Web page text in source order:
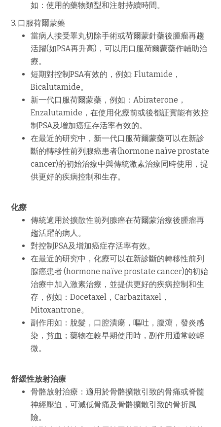
如：使用的藥物類型和注射持續時間。
3. 口服荷爾蒙藥
當病人接受睪丸切除手術或荷爾蒙針藥後腫瘤再趨
活躍(如PSA再升高) ，可以用口服荷爾蒙藥作輔助治
療。
短期對控制PSA有效的，例如: Flutamide ，
Bicalutamide。
新一代口服荷爾蒙藥，例如：Abiraterone ，
Enzalutamide ，在使用化療前或後都証實能有效控
制PSA及增加癌症存活率有效的。
在最近的研究中，新一代口服荷爾蒙藥可以在新診
斷的轉移性前列腺癌患者(hormone naïve prostate
cancer)的初始治療中與傳統激素治療同時使用，提
供更好的疾病控制和生存。
化療
傳統適用於擴散性前列腺癌在荷爾蒙治療後腫瘤再
趨活躍的病人。
對控制PSA及增加癌症存活率有效。
在最近的研究中，化療可以在新診斷的轉移性前列
腺癌患者(hormone naïve prostate cancer)的初始
治療中加入激素治療，並提供更好的疾病控制和生
存，例如：Docetaxel ，Carbazitaxel ，
Mitoxantrone。
副作用如：脫髮，口腔潰瘍，嘔吐，腹瀉，發炎感
染，貧血；藥物在較早期使用時，副作用通常較輕
微。
舒緩性放射治療
骨骼放射治療：適用於骨骼擴散引致的骨痛或脊髓
神經壓迫，可減低骨痛及骨骼擴散引致的骨折風
險。